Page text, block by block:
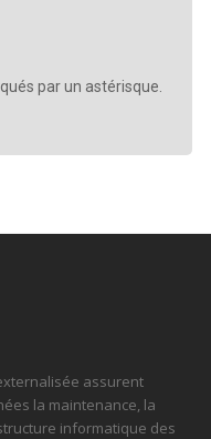
par un astérisque.
assurent
la maintenance, la
informatique des